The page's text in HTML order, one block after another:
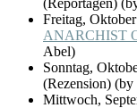
Freitag,
ANARCHIST
Abel)
Sonntag,
(Rezension) (by
Mittwoch,